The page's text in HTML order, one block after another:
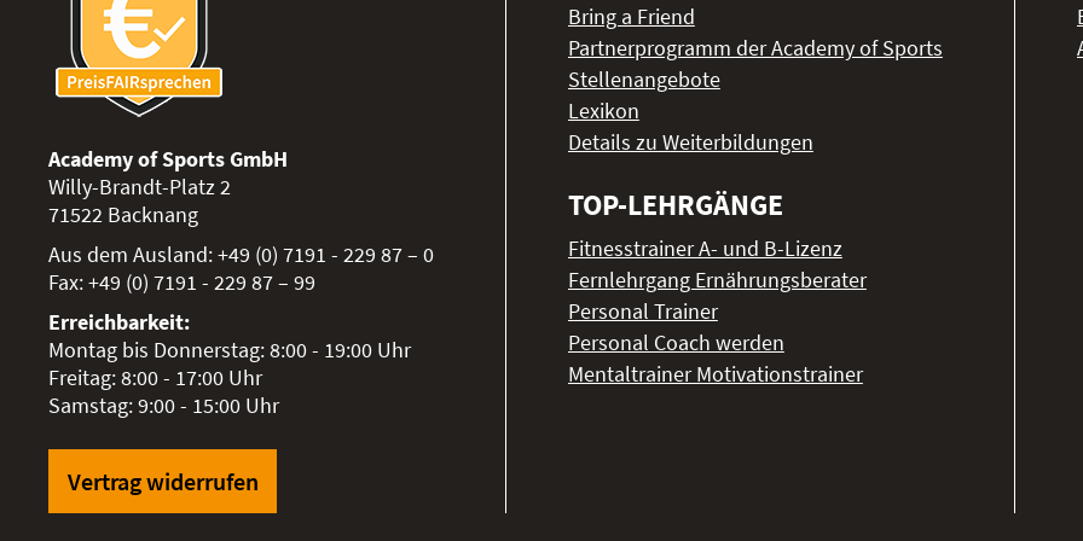
Academy of Sports GmbH
Willy-Brandt-Platz 2
71522 Backnang
Aus dem Ausland:+49 (0) 7191 - 229 87 – 0
Fax:+49 (0) 7191 - 229 87 – 99
Erreichbarkeit:
Montag bis Donnerstag: 8:00 - 19:00 Uhr
Freitag: 8:00 - 17:00 Uhr
Samstag: 9:00 - 15:00 Uhr
Vertrag widerrufen
Bring a Friend
Partnerprogramm der Academy of Sports
Stellenangebote
Lexikon
Details zu Weiterbildungen
TOP-LEHRGÄNGE
Fitnesstrainer A- und B-Lizenz
Fernlehrgang Ernährungsberater
Personal Trainer
Personal Coach werden
Mentaltrainer Motivationstrainer